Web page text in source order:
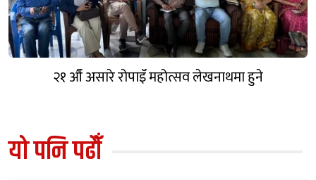
२१ औँ असारे रोपाइँ महोत्सव लेखनाथमा हुने
यो पनि पढौँ